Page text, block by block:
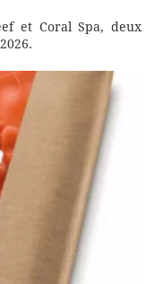
et Coral Spa, deux